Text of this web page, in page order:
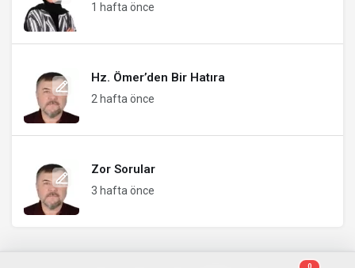
1 hafta önce
Hz. Ömer’den Bir Hatıra
2 hafta önce
Zor Sorular
3 hafta önce